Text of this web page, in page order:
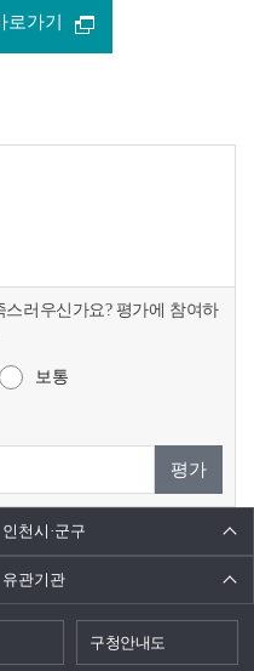
가기
러우신가요? 평가에 참여하
보통
평가
인천시·군구
유관기관
구청안내도